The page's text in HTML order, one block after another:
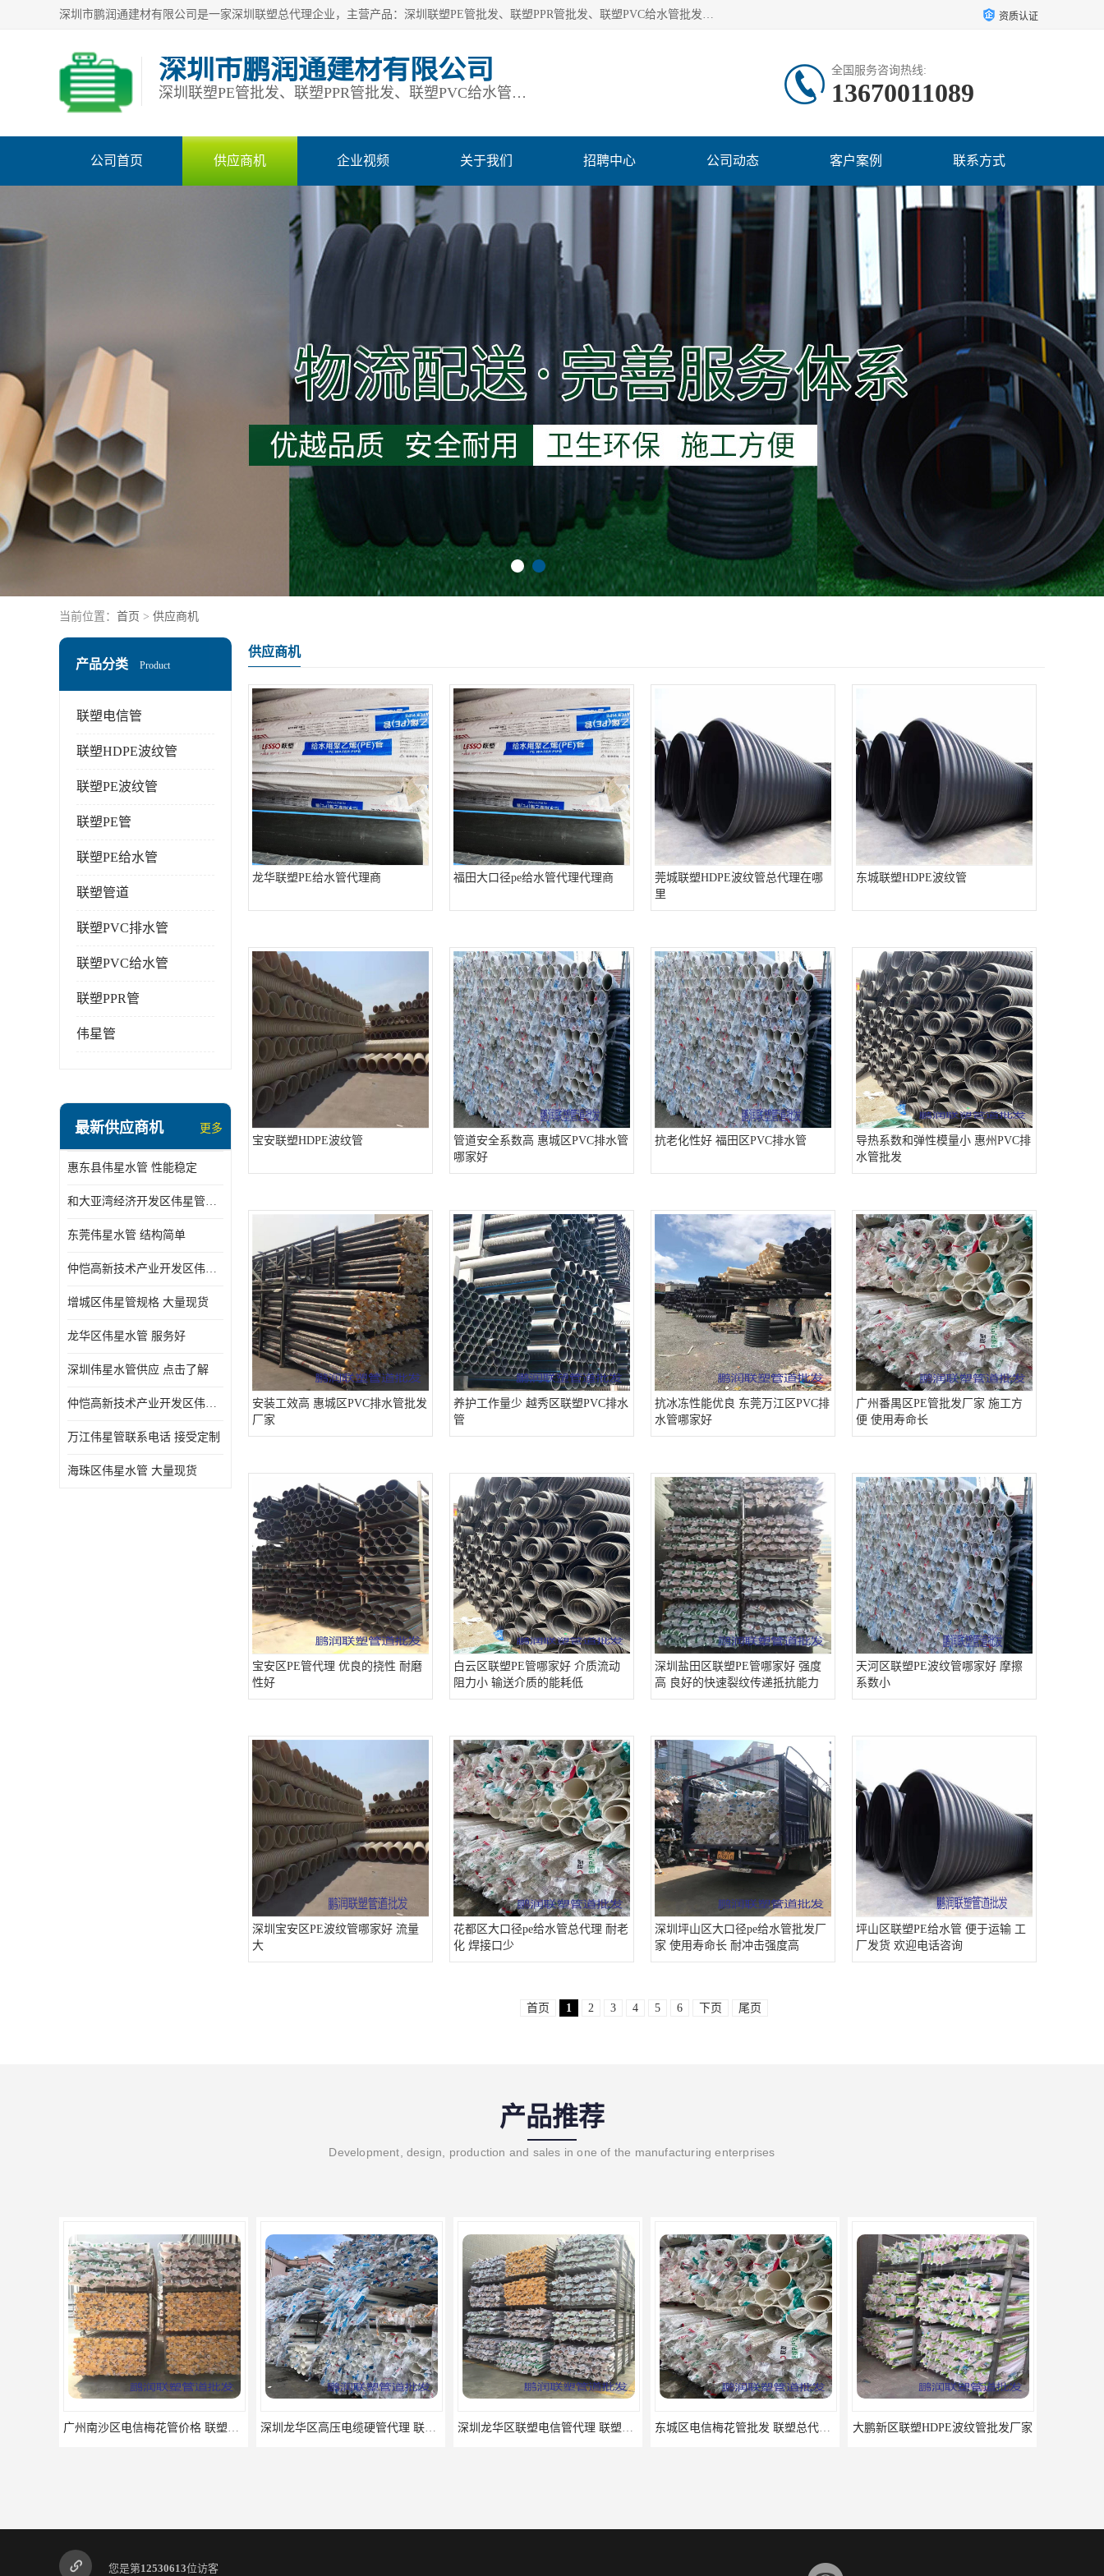
深圳市鹏润通建材有限公司是一家深圳联塑总代理企业，主营产品：深圳联塑PE管批发、联塑PPR管批发、联塑PVC给水管批发、联塑PVC排水管批发、联塑管道批发等。凭借服务以及多年的勤奋拼搏，发展成为一家销售各种管材管件，绝缘电工套管及配件等系列产品的贸易公司。公司秉承“顾客至上，锐意进取”的经营理念，坚持“客户至上”原则为广大客户提供的服务。欢迎惠顾！ 资质认证
深圳市鹏润通建材有限公司
深圳联塑PE管批发、联塑PPR管批发、联塑PVC给水管批发、联塑PVC排水管批发、联塑管道批发等
全国服务咨询热线:
13670011089
公司首页 供应商机 企业视频 关于我们 招聘中心 公司动态 客户案例 联系方式
当前位置： 首页 > 供应商机
产品分类 Product
联塑电信管
联塑HDPE波纹管
联塑PE波纹管
联塑PE管
联塑PE给水管
联塑管道
联塑PVC排水管
联塑PVC给水管
联塑PPR管
伟星管
最新供应商机 更多
惠东县伟星水管 性能稳定
和大亚湾经济开发区伟星管批发
东莞伟星水管 结构简单
仲恺高新技术产业开发区伟星管型号 技术成熟
增城区伟星管规格 大量现货
龙华区伟星水管 服务好
深圳伟星水管供应 点击了解
仲恺高新技术产业开发区伟星水管 大量现货
万江伟星管联系电话 接受定制
海珠区伟星水管 大量现货
供应商机
龙华联塑PE给水管代理商 福田大口径pe给水管代理代理商
莞城联塑HDPE波纹管总代理在哪
里
东城联塑HDPE波纹管
宝安联塑HDPE波纹管
管道安全系数高 惠城区PVC排水管
哪家好
抗老化性好 福田区PVC排水管
导热系数和弹性模量小 惠州PVC排
水管批发
安装工效高 惠城区PVC排水管批发
厂家
养护工作量少 越秀区联塑PVC排水
管
抗冰冻性能优良 东莞万江区PVC排
水管哪家好
广州番禺区PE管批发厂家 施工方
便 使用寿命长
宝安区PE管代理 优良的挠性 耐磨
性好
白云区联塑PE管哪家好 介质流动
阻力小 输送介质的能耗低
深圳盐田区联塑PE管哪家好 强度
高 良好的快速裂纹传递抵抗能力
天河区联塑PE波纹管哪家好 摩擦
系数小
深圳宝安区PE波纹管哪家好 流量
大
花都区大口径pe给水管总代理 耐老
化 焊接口少
深圳坪山区大口径pe给水管批发厂
家 使用寿命长 耐冲击强度高
坪山区联塑PE给水管 便于运输 工
厂发货 欢迎电话咨询
首页 1 2 3 4 5 6 下页 尾页
产品推荐
Development, design, production and sales in one of the manufacturing enterprises
深圳龙华区高压电缆硬管代理 联塑总代理批发 深圳龙华区联塑电信管代理 联塑总代理批发 东城区电信梅花管批发 联塑总代理批发 大鹏新区联塑HDPE波纹管批发厂家 深圳盐田区联塑PE管总代理
您是第12530613位访客